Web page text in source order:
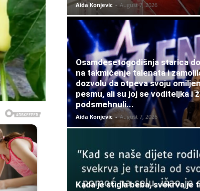
Aida Konjevic - August 7, 2026
Osamdesetogodišnja starica
na takmičenje talenata i
dozvolu da otpeva svoju
pesmu, ali su joj se voditeljka i
podsmehnuli...
Aida Konjevic - August 7, 2026
Kada je stigla beba, svekrva je